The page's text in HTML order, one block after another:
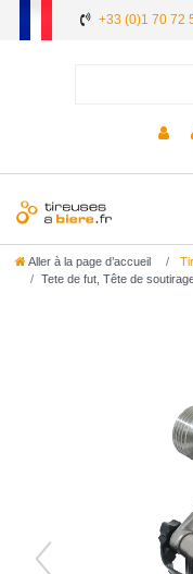
+33 (0)1 70 72
Aller à la page d’accueil
Tete de fut, Tête de